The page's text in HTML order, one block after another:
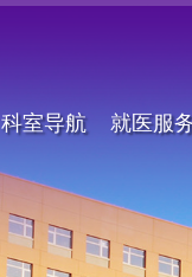
科室导航 就医服